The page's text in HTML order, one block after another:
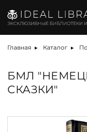
Главная Каталог
БМЛ
СКАЗКИ"